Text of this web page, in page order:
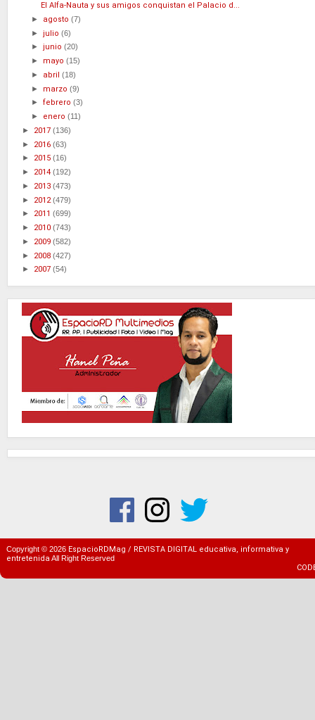
El Alfa-Nauta y sus amigos conquistan el Palacio d...
► agosto(7)
►julio(6)
►junio(20)
► mayo(15)
► abril(18)
► marzo(9)
►febrero(3)
► enero(11)
► 2017 (136)
► 2016 (63)
► 2015 (16)
► 2014 (192)
► 2013 (473)
► 2012(479)
► 2011 (699)
► 2010 (743)
► 2009 (582)
► 2008 (427)
► 2007 (54)
Copyright © 2026 EspacioRDMag / REVISTA DIGITAL educativa, informativa y
entretenidaAll Right Reserved